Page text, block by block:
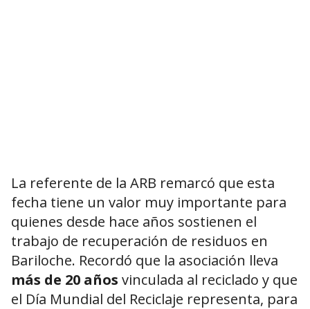
La referente de la ARB remarcó que esta
fecha tiene un valor muy importante para
quienes desde hace años sostienen el
trabajo de recuperación de residuos en
Bariloche. Recordó que la asociación lleva
más de 20 años vinculada al reciclado y que
el Día Mundial del Reciclaje representa, para